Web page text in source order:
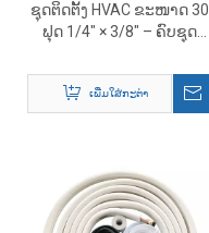
ຊຸດຕິດຕັ້ງ HVAC ຂະໜາດ 30
ຟຸດ 1/4″ × 3/8″ – ຄົບຊຸດ
Line
ເພີ່ມໃສ່ກະຕ່າ